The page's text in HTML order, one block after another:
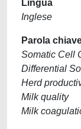
Lingua
Inglese
Parola
Somatic Cell
Differential
Herd
Milk quality
Milk